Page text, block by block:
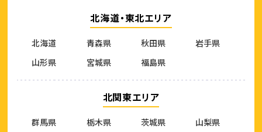
北海道・東北エリア
北海道 青森県 秋田県
岩手県
山形県
宮城県 福島県
北関東エリア
群馬県 栃木県 茨城県 山梨県